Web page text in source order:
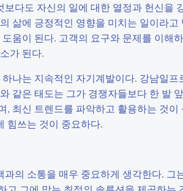
보다도 자신의 일에 대한 열정과 헌신을
삶에 긍정적인 영향을 미치는 일이라
움이 된다. 고객의 요구와 문제를 이해
가 된다.
나는 지속적인 자기계발이다. 강남일
같은 태도는 그가 경쟁자들보다 한 발
, 최신 트렌드를 파악하고 활용하는 것
힘쓰는 것이 중요하다.
과의 소통을 매우 중요하게 생각한다.